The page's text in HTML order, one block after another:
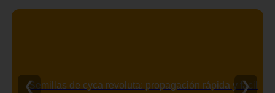
Semillas de cyca revoluta: propagación rápida y fácil
❮ ❯